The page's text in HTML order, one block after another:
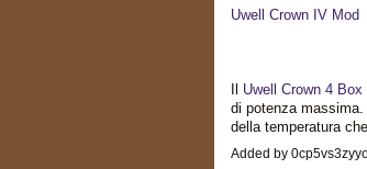
Uwell Crown IV Mod
Il Uwell Crown 4 Box
di potenza
della temperatura
Added by